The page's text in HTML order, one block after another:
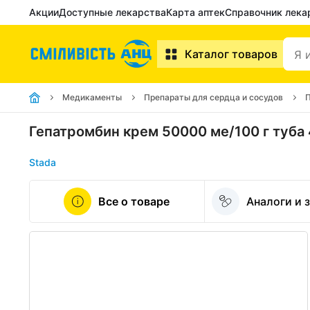
АкцииДоступные лекарстваКарта аптекСправочник
Каталог товаров
Медикаменты Препараты для сердца и сосудов
Гепатромбин крем 50000 ме/100 г туба
Stada
Все о товаре Аналоги и